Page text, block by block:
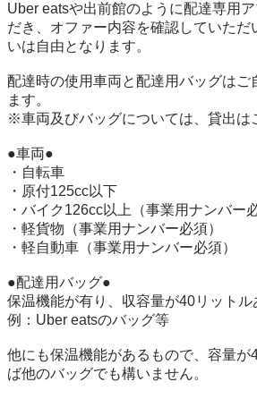
Uber eatsや出前館のように配達専用
だき、オファー内容を確認していただ
いは自由となります。
配達時の使用車両と配達用バッグはご
ます。
※車両及びバッグについては、貸出は
●車両●
・自転車
・原付125cc以下
・バイク126cc以上（事業用ナンバー
・軽貨物（事業用ナンバー必須）
・軽自動車（事業用ナンバー必須）
●配達用バッグ●
保温機能が有り、収容量が40リットル
例：Uber eatsのバッグ等
他にも保温機能があるもので、容量が
ば他のバッグでも構いません。